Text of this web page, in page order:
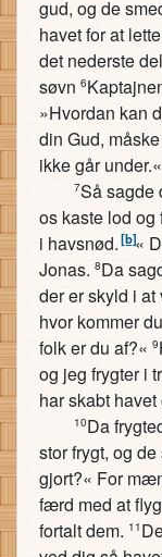
gud, og de
havet for at
det nederste
søvn 6
»Hvordan kan
din Gud,
ikke går under.«
7Så sagde
os kaste lod og
i havsnød.[b]«
Jonas. 8Da
der er skyld i
hvor kommer
folk er du af?« 9
og jeg frygter i
har skabt
10Da
stor frygt, og
gjort?« For
færd med at
fortalt dem. 11